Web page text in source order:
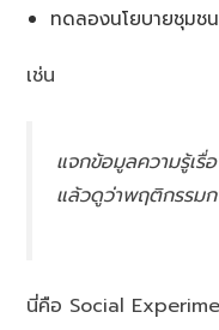
ทดลองนโยบายชุมช
เช่น
แจกข้อมูลความรู้เ
แล้วดูว่าพฤติกรรมก
นี่คือ Social